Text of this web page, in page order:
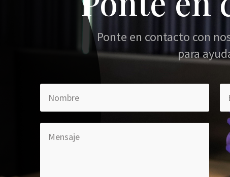
Ponte en contacto con
para